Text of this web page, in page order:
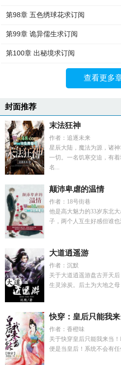
第98章 五色绣球花求订阅
第99章 诡异儒生求订阅
第100章 出秘境求订阅
查看更多
封面推荐
末法狂神
作者：追逐未来
星辰大陆，魔法为源，诸
一切。一名饥寒交迫，有
名...
颠沛卑虐的温情
作者：18号街巷
他是高大魅力的33岁东北
子，两个人互生好感但谁
大道逍遥游
作者：沉默
关于大道逍遥游盘古开天
生灵涂炭。后土为大地之
快穿：皇后只能我来
作者：香橙味
关于快穿皇后只能我来当
便是当皇后！系统不会有